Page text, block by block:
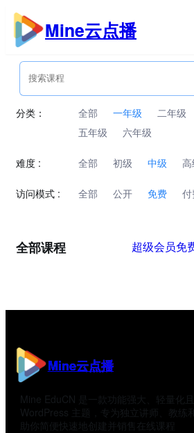
跳
内
Mine云点播
分类： 全部 一年级 二年级
五年级
六年级
难度 : 全部 初级 中级 高
访问模式 : 全部 公开 免费
全部课程 超级会员免
Mine云点播
Mine EduCN 是一款功能强大、轻量化
WordPress 主题，专为独立讲师、教练
助你简便快速地创建并销售在线课程